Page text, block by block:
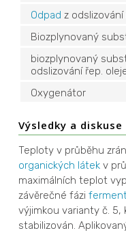
Odpad z
Biozplynovaný
biozplynovaný
odslizování řep.
Oxygenátor
Výsledky a diskuse
Teploty v průběhu
organických látekv
maximálních teplot
závěrečné fázi
výjimkou varianty č.
stabilizován.